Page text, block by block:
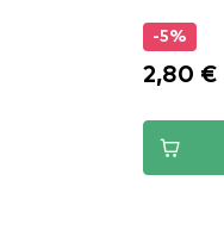
-5%
2,80 €